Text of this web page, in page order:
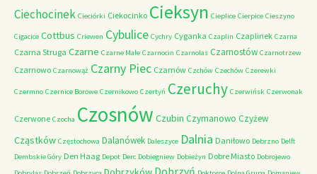
Ciechocinek Cieciórki Ciekocinko Cieksyn Cieplice Cierpice Cieszyno
Cigacice Cottbus Criewen Cybulice Cychry Cyganka Czaplin Czaplinek Czarna
Czarna Struga Czarne Czarne Małe Czarnocin Czarnolas Czarnostów Czarnotrzew
Czarnowo Czarnowąż Czarny Piec Czarnów Czchów Czechów Czerewki
Czermno Czernice Borowe Czernikowo Czertyń Czeruchy Czerwińsk Czerwonak
Czerwone Czocha Czosnów Czubin Czymanowo Czyżew
Cząstków Częstochowa Dalanówek Daleszyce Dalnia Daniłowo Debrzno Delft
Dembskie Góry Den Haag Depot Derc Dobiegniew Dobieżyn Dobre Miasto Dobrojewo
Dobrzyń